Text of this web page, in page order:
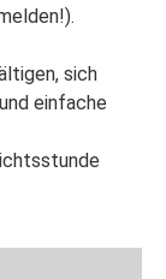
sich
einfache